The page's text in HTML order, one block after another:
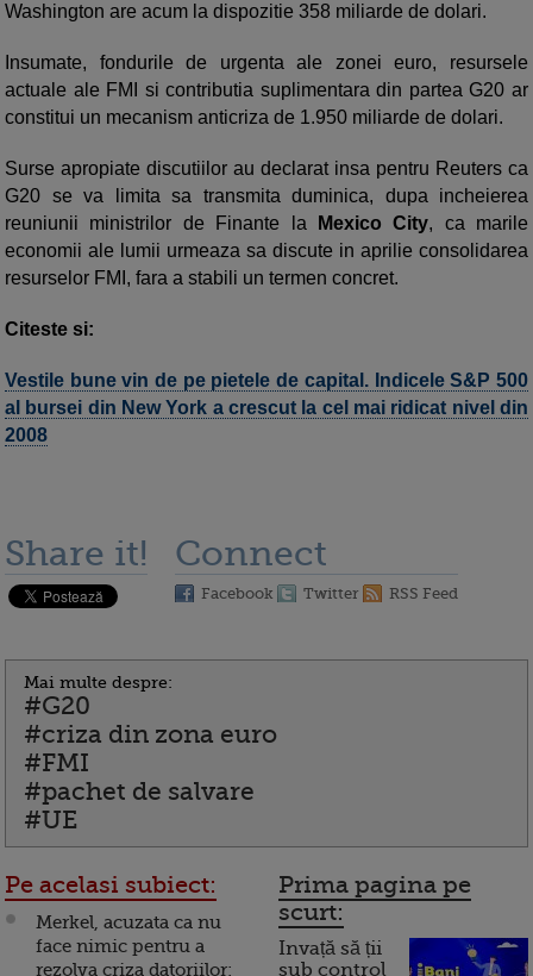
Washington are acum la dispozitie 358 miliarde de dolari.
Insumate, fondurile de urgenta ale zonei euro, resursele
actuale ale FMI si contributia suplimentara din partea G20 ar
constitui un mecanism anticriza de 1.950 miliarde de dolari.
Surse apropiate discutiilor au declarat insa pentru Reuters ca
G20 se va limita sa transmita duminica, dupa incheierea
reuniunii ministrilor de Finante la
Mexico City, ca marile
economii ale lumii urmeaza sa discute in aprilie consolidarea
resurselor FMI, fara a stabili un termen concret.
Citeste si:
Vestile bune vin de pe pietele de capital. Indicele S&P 500
al bursei din New York a crescut la cel mai ridicat nivel din
2008
Share it! Connect
Facebook Twitter RSS Feed
Mai multe despre:
#G20
#criza din zona euro
#FMI
#pachet de salvare
#UE
Pe acelasi subiect:
Merkel, acuzata ca nu
face nimic pentru a
rezolva criza datoriilor:
Prima pagina pe
scurt:
Invață să ții
sub control